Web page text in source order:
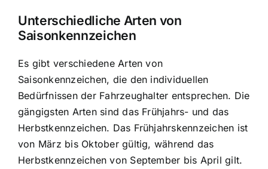
Unterschiedliche Arten von
Saisonkennzeichen
Es gibt verschiedene Arten von
Saisonkennzeichen, die den individuellen
Bedürfnissen der Fahrzeughalter entsprechen. Die
gängigsten Arten sind das Frühjahrs- und das
Herbstkennzeichen. Das Frühjahrskennzeichen ist
von März bis Oktober gültig, während das
Herbstkennzeichen von September bis April gilt.